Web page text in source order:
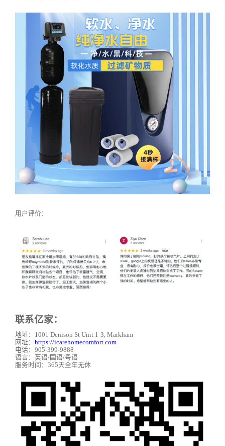
用户评价：
联系亿家：
地址：1001 Denison St Unit 1-3, Markham
网址：https://icarehomecomfort.com
电话：905-399-9888
语言：英语/国语/粤语
服务时间：365天全年无休